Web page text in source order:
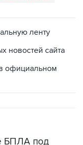
ленту
новостей сайта
официальном
БПЛА под